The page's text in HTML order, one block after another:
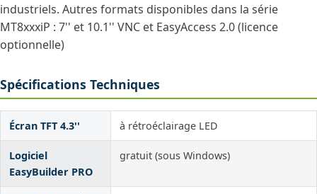
industriels. Autres formats disponibles dans la série
MT8xxxiP : 7'' et 10.1'' VNC et EasyAccess 2.0 (licence
optionnelle)
Spécifications Techniques
Écran TFT 4.3'' à rétroéclairage LED
Logiciel
EasyBuilder PRO
gratuit (sous Windows)